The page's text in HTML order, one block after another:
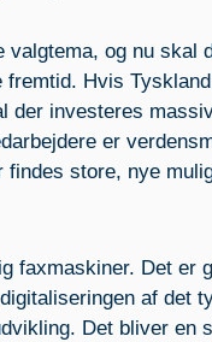
og nu skal
fremtid. Hvis
der investeres
er
store, nye
faxmaskiner. Det er
af det
Det bliver en